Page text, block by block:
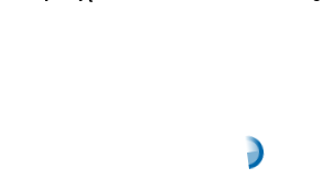
Kiekvienas gali